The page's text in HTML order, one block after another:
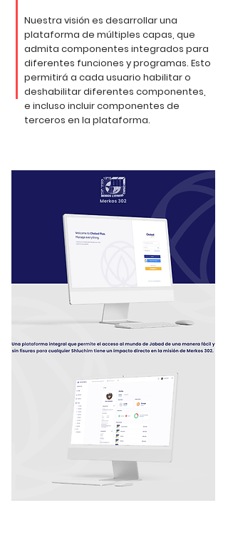
Nuestra visión es desarrollar una
plataforma de múltiples capas, que
admita componentes integrados para
diferentes funciones y programas. Esto
permitirá a cada usuario habilitar o
deshabilitar diferentes componentes,
e incluso incluir componentes de
terceros en la plataforma.